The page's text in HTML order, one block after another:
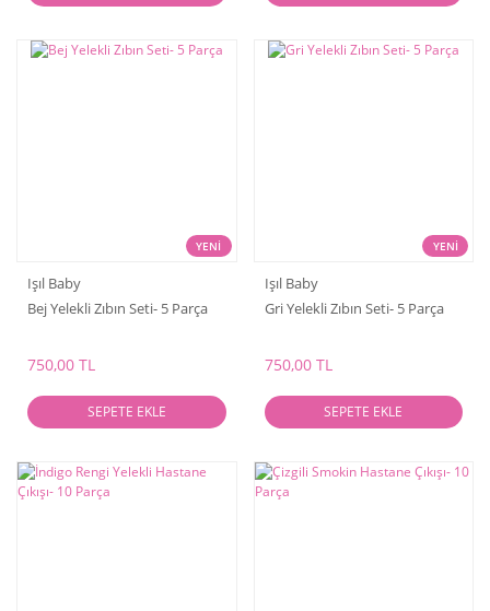
YENİ
Işıl Baby
Bej Yelekli Zıbın Seti- 5 Parça
750,00 TL
SEPETE EKLE
YENİ
Işıl Baby
Gri Yelekli Zıbın Seti- 5 Parça
750,00 TL
SEPETE EKLE